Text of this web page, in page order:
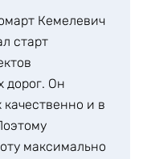
Кемелевич
старт
дорог. Он
качественно и в
максимально